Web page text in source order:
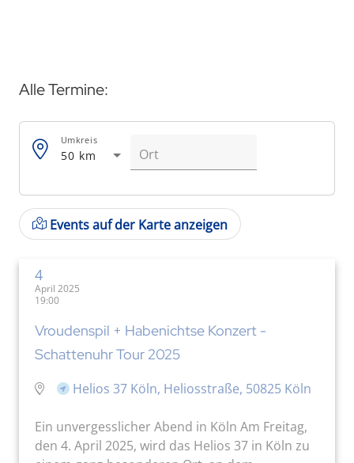
Alle Termine:
50 km
Umkreis
Events auf der Karte anzeigen
4
April 2025
19:00
Vroudenspil + Habenichtse Konzert -
Schattenuhr Tour 2025
Helios 37 Köln, Heliosstraße, 50825 Köln
Ein unvergesslicher Abend in Köln Am Freitag,
den 4. April 2025, wird das Helios 37 in Köln zu